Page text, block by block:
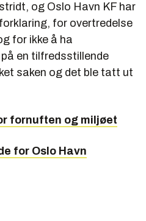
og Oslo Havn KF har
for overtredelse
for ikke å ha
en tilfredsstillende
saken og det ble tatt ut
fornuften og miljøet
for Oslo Havn